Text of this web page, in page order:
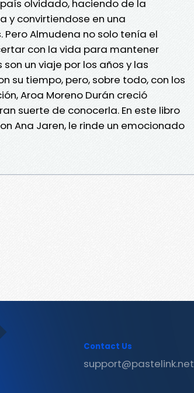
olvidado, haciendo de la
y convirtiendose en una
Almudena no solo tenía el
con la vida para mantener
un viaje por los años y las
su tiempo, pero, sobre todo, con los
Aroa Moreno Durán creció
suerte de conocerla. En este libro
Ana Jaren, le rinde un emocionado
Contact Us
support@pastelink.net